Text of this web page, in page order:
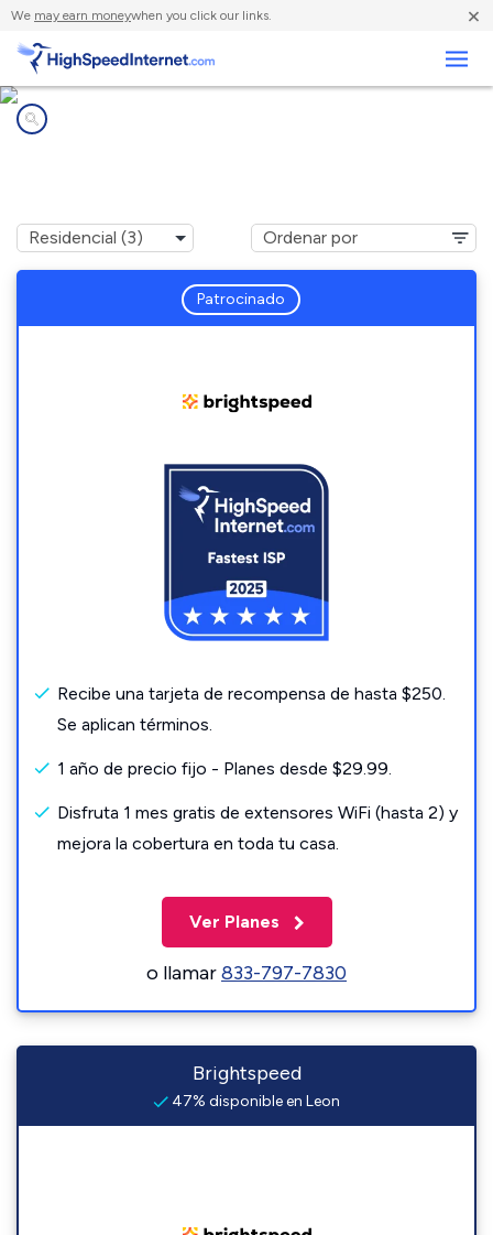
We may earn moneywhen you click our links. ×
Patrocinado
Recibe una tarjeta de recompensa de hasta $250.
Se aplican términos.
1 año de precio fijo - Planes desde $29.99.
Disfruta 1 mes gratis de extensores WiFi (hasta 2) y
mejora la cobertura en toda tu casa.
Ver Planes
o llamar833-797-7830
Brightspeed
47% disponible en Leon